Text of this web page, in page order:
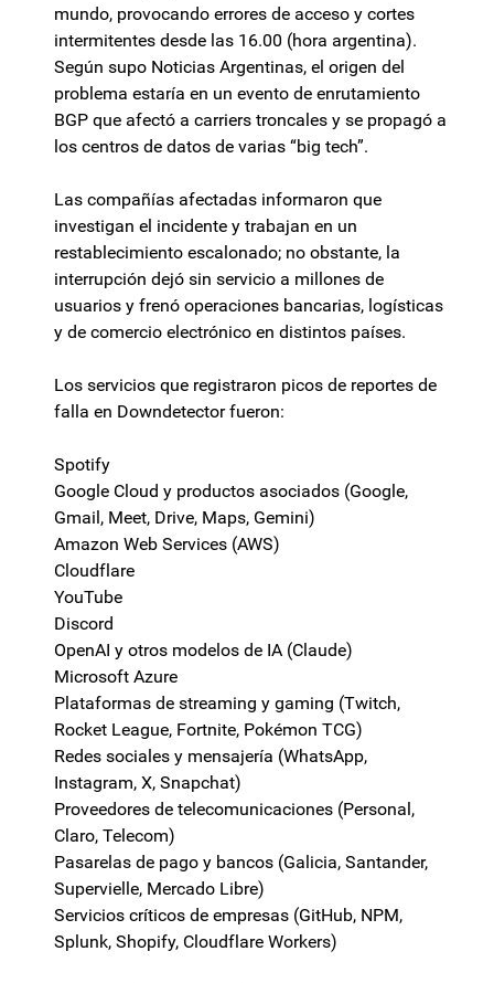
mundo, provocando errores de acceso y cortes
intermitentes desde las 16.00 (hora argentina).
Según supo Noticias Argentinas, el origen del
problema estaría en un evento de enrutamiento
BGP que afectó a carriers troncales y se propagó a
los centros de datos de varias “big tech”.
Las compañías afectadas informaron que
investigan el incidente y trabajan en un
restablecimiento escalonado; no obstante, la
interrupción dejó sin servicio a millones de
usuarios y frenó operaciones bancarias, logísticas
y de comercio electrónico en distintos países.
Los servicios que registraron picos de reportes de
falla en Downdetector fueron:
Spotify
Google Cloud y productos asociados (Google,
Gmail, Meet, Drive, Maps, Gemini)
Amazon Web Services (AWS)
Cloudflare
YouTube
Discord
OpenAI y otros modelos de IA (Claude)
Microsoft Azure
Plataformas de streaming y gaming (Twitch,
Rocket League, Fortnite, Pokémon TCG)
Redes sociales y mensajería (WhatsApp,
Instagram, X, Snapchat)
Proveedores de telecomunicaciones (Personal,
Claro, Telecom)
Pasarelas de pago y bancos (Galicia, Santander,
Supervielle, Mercado Libre)
Servicios críticos de empresas (GitHub, NPM,
Splunk, Shopify, Cloudflare Workers)